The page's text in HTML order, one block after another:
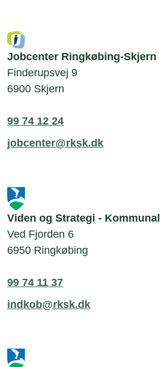
Jobcenter Ringkøbing-Skjern
Finderupsvej 9
6900 Skjern
99 74 12 24
jobcenter@rksk.dk
Viden og Strategi -
Ved Fjorden 6
6950 Ringkøbing
99 74 11 37
indkob@rksk.dk